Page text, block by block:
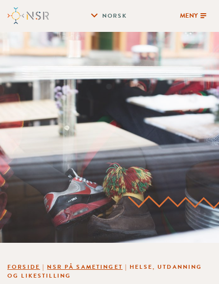
NORSK MENY
FORSIDE | NSR PÅ SAMETINGET | HELSE, UTDANNING
OG LIKESTILLING